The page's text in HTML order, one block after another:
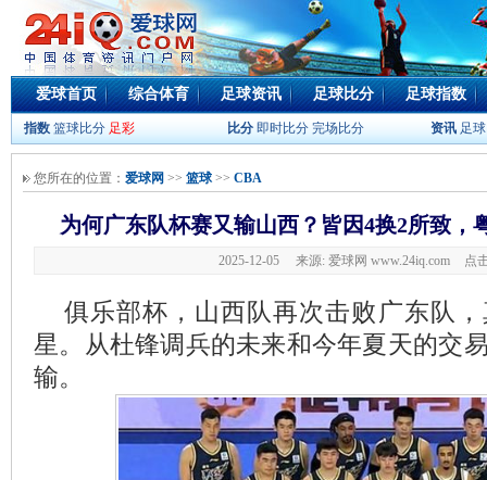
爱球首页 综合体育 足球资讯 足球比分 足球指数
指数 篮球比分 足彩 比分 即时比分 完场比分 资讯 足球
您所在的位置： 爱球网 >> 篮球>> CBA
为何广东队杯赛又输山西？皆因4换2所致，
2025-12-05 来源: 爱球网 www.24iq.com 点
俱乐部杯，山西队再次击败广东队
星。从杜锋调兵的未来和今年夏天的交
输。